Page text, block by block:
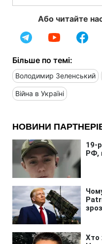
Або читайте
Більше по темі:
Володимир Зеленський
Війна в Україні